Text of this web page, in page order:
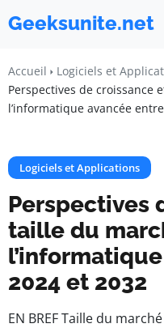
Geeksunite.net
Accueil
Logiciels et
Perspectives de croissance
l’informatique avancée
Logiciels et Applications
Perspectives
taille du
2024 et 2032
EN BREF Taille du